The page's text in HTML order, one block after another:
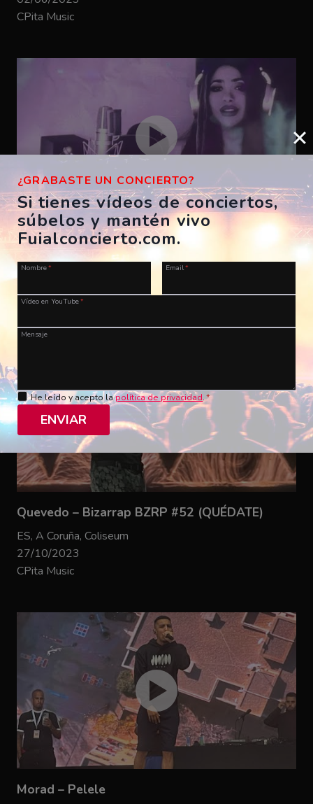
CPita Music
Bizarrap – SHAKIRA BZRP #53
ES, A Coruña, Morriña Festival
28/07/2023
CPita Music
Quevedo – Bizarrap BZRP #52 (QUÉDATE)
ES, A Coruña, Coliseum
27/10/2023
CPita Music
Morad – Pelele
¿GRABASTE UN CONCIERTO?
Si tienes vídeos de conciertos,
súbelos y mantén vivo
Fuialconcierto.com.
Nombre* Email*
Vídeo en YouTube*
Mensaje
He leído y acepto lapolítica de privacidad.*
ENVIAR